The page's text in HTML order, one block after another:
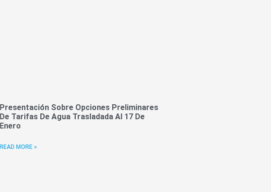
Presentación Sobre Opciones Preliminares
De Tarifas De Agua Trasladada Al 17 De
Enero
READ MORE »